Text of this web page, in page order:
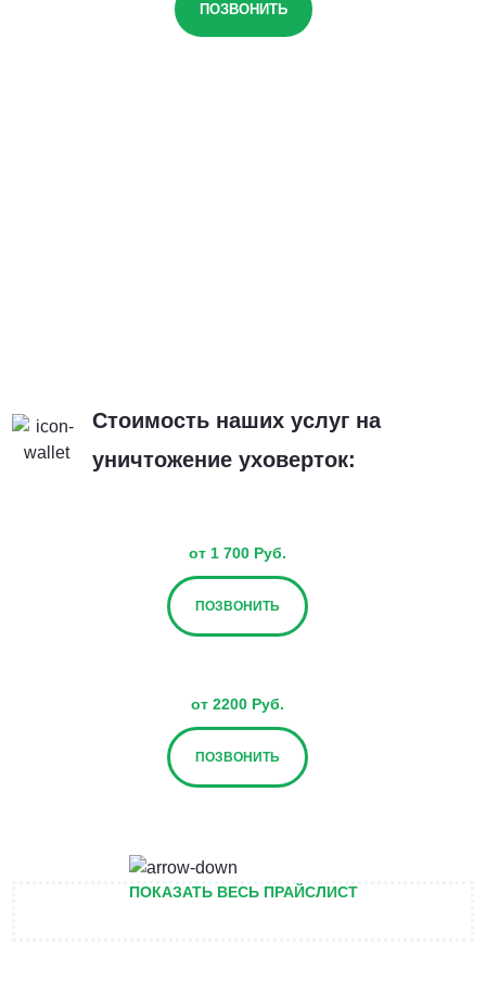
ПОЗВОНИТЬ
Стоимость наших услуг на
уничтожение уховерток:
от 1 700 Руб.
ПОЗВОНИТЬ
от 2200 Руб.
ПОЗВОНИТЬ
ПОКАЗАТЬ ВЕСЬ ПРАЙСЛИСТ